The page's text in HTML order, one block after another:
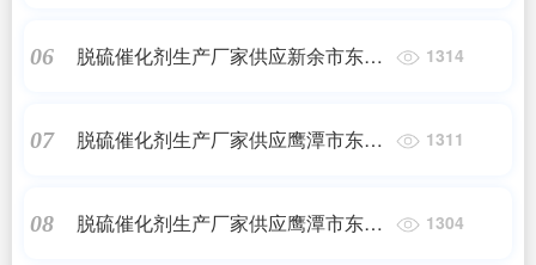
06
脱硫催化剂生产厂家供应新余市东狮
1314
07
脱硫催化剂生产厂家供应鹰潭市东狮
1311
08
脱硫催化剂生产厂家供应鹰潭市东狮
1304